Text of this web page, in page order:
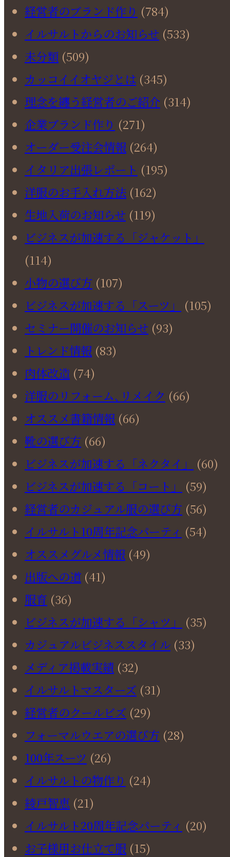
経営者のブランド作り (784)
イルサルトからのお知らせ (533)
未分類 (509)
カッコイイオヤジとは (345)
理念を纏う経営者のご紹介 (314)
企業ブランド作り (271)
オーダー受注会情報 (264)
イタリア出張レポート (195)
洋服のお手入れ方法 (162)
生地入荷のお知らせ (119)
ビジネスが加速する「ジャケット」
(114)
小物の選び方 (107)
ビジネスが加速する「スーツ」
(105)
セミナー開催のお知らせ (93)
トレンド情報 (83)
肉体改造 (74)
洋服のリフォーム､リメイク (66)
オススメ書籍情報 (66)
靴の選び方 (66)
ビジネスが加速する「ネクタイ」
(60)
ビジネスが加速する「コート」
(59)
経営者のカジュアル服の選び方 (56)
イルサルト10周年記念パーティ (54)
オススメグルメ情報 (49)
出版への道 (41)
服育 (36)
ビジネスが加速する「シャツ」
(35)
カジュアルビジネススタイル (33)
メディア掲載実績 (32)
イルサルトマスターズ (31)
経営者のクールビズ (29)
フォーマルウエアの選び方 (28)
100年スーツ (26)
イルサルトの物作り (24)
綾戸智恵 (21)
イルサルト20周年記念パーティ (20)
お子様用お仕立て服 (15)